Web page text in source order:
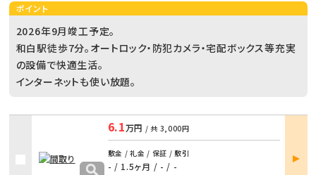
ポイント
2026年9月竣工予定。
和白駅徒歩7分。オートロック・防犯カメラ・宅配ボックス等充実
の設備で快適生活。
インターネットも使い放題。
6.1万円 / 共 3,000円
敷金 / 礼金 / 保証 / 敷引
- / 1.5ヶ月 / - / -
部屋
詳細